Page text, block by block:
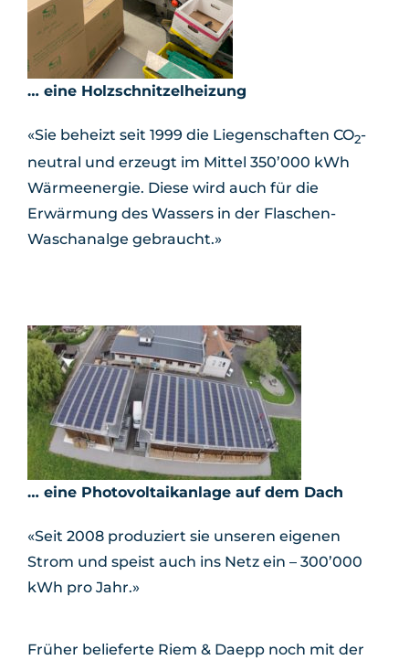
… eine Holzschnitzelheizung
«Sie beheizt seit 1999 die Liegenschaften CO2-
neutral und erzeugt im Mittel 350’000 kWh
Wärmeenergie. Diese wird auch für die
Erwärmung des Wassers in der Flaschen-
Waschanalge gebraucht.»
… eine Photovoltaikanlage auf dem Dach
«Seit 2008 produziert sie unseren eigenen
Strom und speist auch ins Netz ein – 300’000
kWh pro Jahr.»
Früher belieferte Riem & Daepp noch mit der